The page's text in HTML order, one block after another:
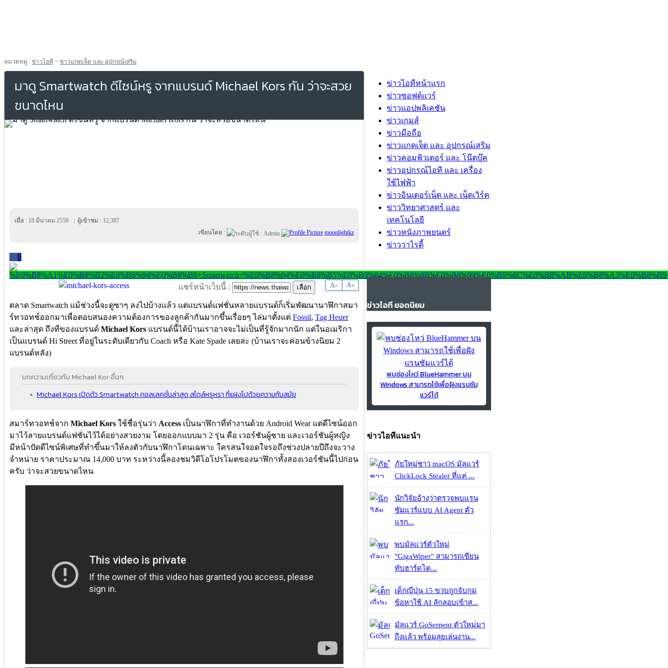
หมวดหมู่ : ข่าวไอที > ข่าวแกดเจ็ต และ อุปกรณ์เสริม
มาดู Smartwatch ดีไซน์หรู จากแบรนด์ Michael Kors กัน ว่าจะสวย
ขนาดไหน
เมื่อ : 18 มีนาคม 2559 ผู้เข้าชม : 12,387
เขียนโดย :
moonlightkz
0
A- A+
แชร์หน้าเว็บนี้ :
ตลาด Smartwatch แม้ช่วงนี้จะดูซาๆ ลงไปบ้างแล้ว แต่แบรนด์แฟชั่นหลายแบรนด์ก็เริ่มพัฒนานาฬิกาสมา
ร์ทวอทช์ออกมาเพื่อตอบสนองความต้องการของลูกค้ากันมากขึ้นเรื่อยๆ ไล่มาตั้งแต่ Fossil, Tag Heuer
และล่าสุด ถึงทีของแบรนด์ Michael Kors แบรนด์นี้ได้บ้านเราอาจจะไม่เป็นที่รู้จักมากนัก แต่ในอเมริกา
เป็นแบรนด์ Hi Street ที่อยู่ในระดับเดียวกับ Coach หรือ Kate Spade เลยล่ะ (บ้านเราจะค่อนข้างนิยม 2
แบรนด์หลัง)
บทความเกี่ยวกับ Michael Kor อื่นๆ
Michael Kors เปิดตัว Smartwatch คอลเลคชั่นล่าสุด สไตล์หรูหรา ที่แฝงไปด้วยความทันสมัย
สมาร์ทวอทช์จาก Michael Kors ใช้ชื่อรุ่นว่า Access เป็นนาฬิกาที่ทำงานด้วย Android Wear แต่ดีไซน์ออก
มาไว้ลายแบรนด์แฟชั่นไว้ได้อย่างสวยงาม โดยออกแบบมา 2 รุ่น คือ เวอร์ชันผู้ชาย และเวอร์ชันผู้หญิง
มีหน้าปัดดีไซน์พิเศษที่ทำขึ้นมาให้ลงตัวกับนาฬิกาโดนเฉพาะ ใครสนใจอดใจรอถึงช่วงปลายปีถึงจะวาง
จำหน่าย ราคาประมาณ 14,000 บาท ระหว่างนี้ลองชมวิดีโอโปรโมตของนาฬิกาทั้งสองเวอร์ชันนี้ไปก่อน
ครับ ว่าจะสวยขนาดไหน
ข่าวไอทีหน้าแรก
ข่าวซอฟต์แวร์
ข่าวแอปพลิเคชัน
ข่าวเกมส์
ข่าวมือถือ
ข่าวแกดเจ็ต และ อุปกรณ์เสริม
ข่าวคอมพิวเตอร์ และ โน๊ตบุ๊ค
ข่าวอุปกรณ์ไอที และ เครื่อง
ใช้ไฟฟ้า
ข่าวอินเตอร์เน็ต และ เน็ตเวิร์ค
ข่าววิทยาศาสตร์ และ
เทคโนโลยี
ข่าวหนังภาพยนตร์
ข่าววาไรตี้
ข่าวไอที ยอดนิยม
พบช่องโหว่ BlueHammer บน
Windows สามารถใช้เพื่อฝังแรนซัม
แวร์ได้
ข่าวไอทีแนะนำ
ภัยใหม่ชาว macOS มัลแวร์
ClickLock Stealer ที่แค่ ...
นักวิจัยอ้างว่าตรวจพบแรน
ซัมแวร์แบบ AI Agent ตัว
แรก...
พบมัลแวร์ตัวใหม่
"GigaWiper" สามารถเขียน
ทับฮาร์ดได...
เด็กญี่ปุ่น 15 ขวบถูกจับกุม
ข้อหาใช้ AI ลักลอบเข้าส...
มัลแวร์ GoSerpent ตัวใหม่มา
ถึงแล้ว พร้อมลุยเล่นงาน...